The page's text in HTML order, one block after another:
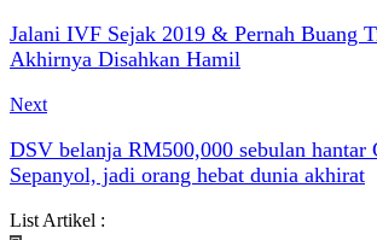
Jalani IVF Sejak 2019 & Pernah Buang
Akhirnya Disahkan Hamil
Next
DSV belanja RM500,000 sebulan
Sepanyol, jadi orang hebat dunia akhirat
List Artikel :